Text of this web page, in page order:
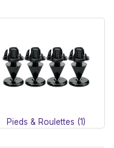
Pieds & Roulettes (1)